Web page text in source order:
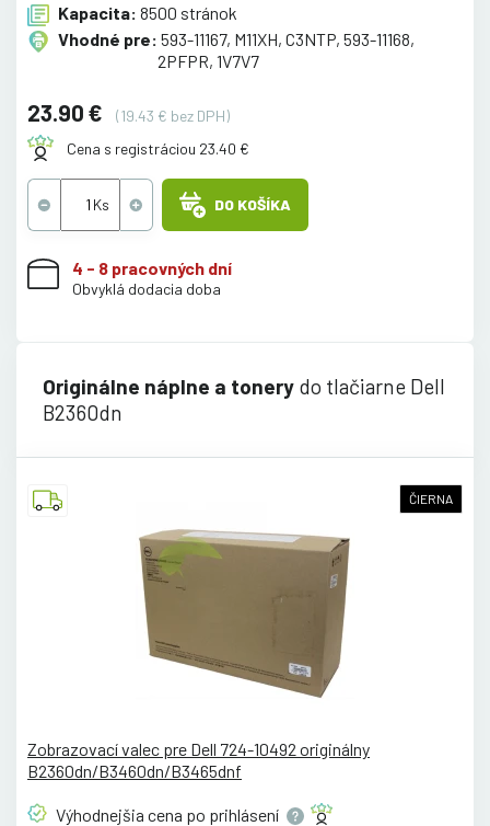
Kapacita: 8500 stránok
Vhodné pre: 593-11167, M11XH, C3NTP, 593-11168,
2PFPR, 1V7V7
23.90 €
(19.43 € bez DPH)
Cena s registráciou 23.40 €
DO KOŠÍKA
4 - 8 pracovných dní
Obvyklá dodacia doba
Originálne náplne a tonery do tlačiarne Dell
B2360dn
ČIERNA
Zobrazovací valec pre Dell 724-10492 originálny
B2360dn/B3460dn/B3465dnf
Výhodnejšia cena po prihlásení